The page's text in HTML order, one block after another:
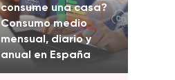
consume una casa?
Consumo medio
mensual, diario y
anual en España